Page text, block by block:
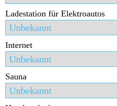
Ladestation für Elektroautos
Internet
Sauna